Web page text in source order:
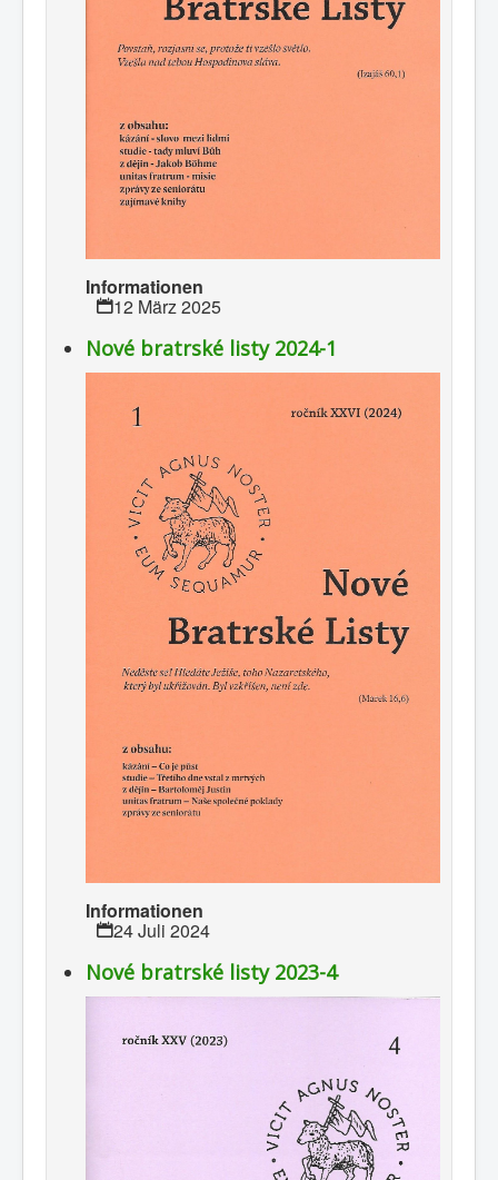
Informationen
12 März 2025
Nové bratrské listy 2024-1
Informationen
24 Juli 2024
Nové bratrské listy 2023-4